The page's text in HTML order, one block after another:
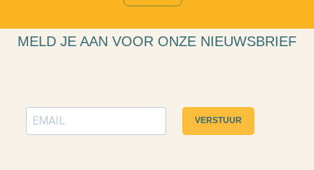
MELD JE AAN VOOR ONZE NIEUWSBRIEF
VERSTUUR